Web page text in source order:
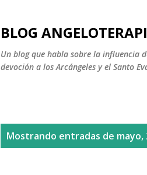
BLOG
Un blog que habla sobre la influencia
devoción a los Arcángeles y el Santo
Mostrando entradas de mayo,